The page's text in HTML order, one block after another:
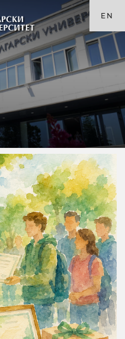
EN